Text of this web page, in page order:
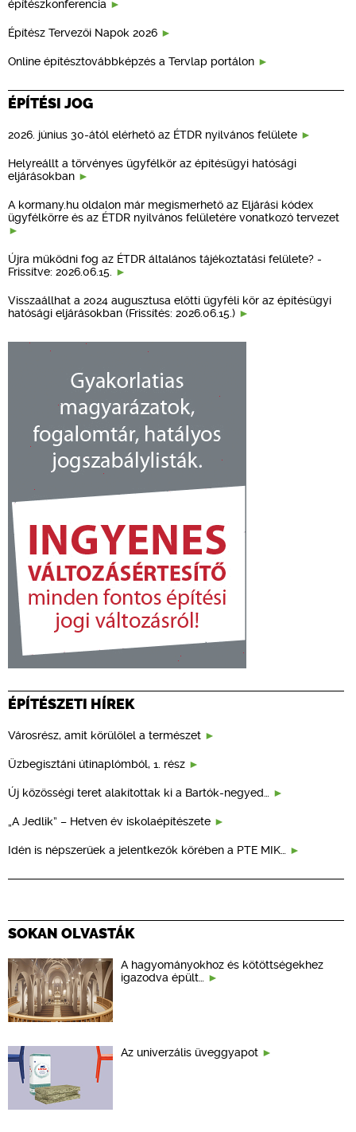
építészkonferencia
Építész Tervezői Napok 2026
Online építésztovábbképzés a Tervlap portálon
ÉPÍTÉSI JOG
2026. június 30-ától elérhető az ÉTDR nyilvános felülete
Helyreállt a törvényes ügyfélkör az építésügyi hatósági
eljárásokban
A kormany.hu oldalon már megismerhető az Eljárási kódex
ügyfélkörre és az ÉTDR nyilvános felületére vonatkozó tervezet
Újra működni fog az ÉTDR általános tájékoztatási felülete? -
Frissítve: 2026.06.15.
Visszaállhat a 2024 augusztusa előtti ügyféli kör az építésügyi
hatósági eljárásokban (Frissítés: 2026.06.15.)
ÉPÍTÉSZETI HÍREK
Városrész, amit körülölel a természet
Üzbegisztáni útinaplómból, 1. rész
Új közösségi teret alakítottak ki a Bartók-negyed…
„A Jedlik” – Hetven év iskolaépítészete
Idén is népszerűek a jelentkezők körében a PTE MIK…
SOKAN OLVASTÁK
A hagyományokhoz és kötöttségekhez
igazodva épült…
Az univerzális üveggyapot